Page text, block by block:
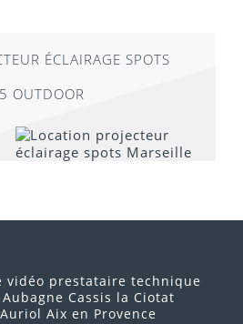
ÉCLAIRAGE SPOTS
OUTDOOR
vidéo prestataire technique
Cassis la Ciotat
Aix en Provence